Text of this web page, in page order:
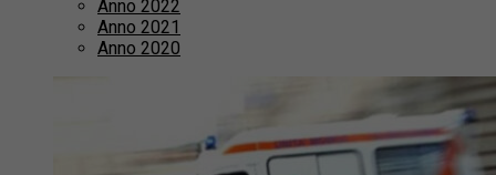
Anno 2022
Anno 2021
Anno 2020